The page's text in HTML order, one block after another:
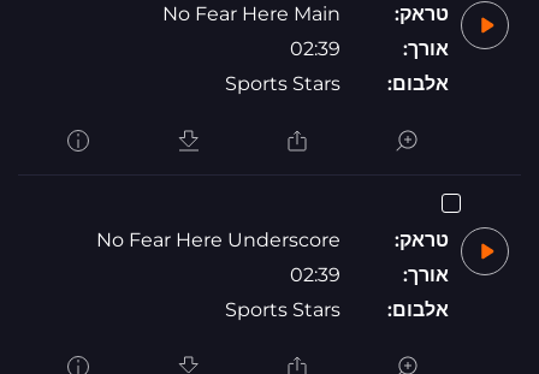
טראק:
No Fear Here Main
אורך:
02:39
אלבום:
Sports Stars
טראק:
No Fear Here Underscore
אורך:
02:39
אלבום:
Sports Stars